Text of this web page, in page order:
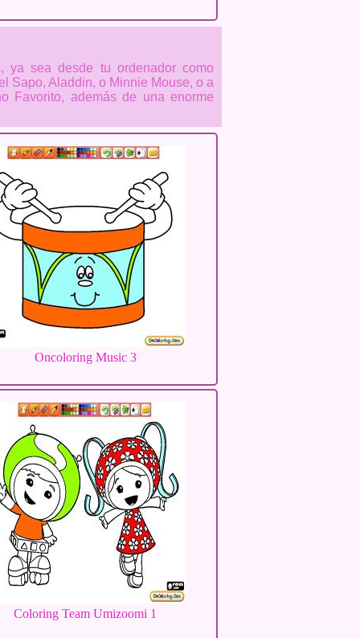
sea desde tu ordenador como
Sapo, Aladdin, o Minnie Mouse, o a
Favorito, además de una enorme
Oncoloring Music 3
Coloring Team Umizoomi 1